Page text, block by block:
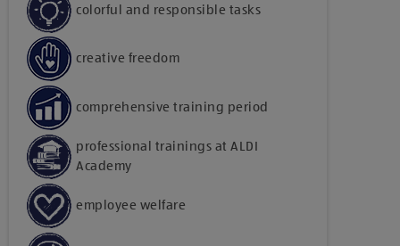
colorful and responsible tasks
creative freedom
comprehensive training period
professional trainings at ALDI
Academy
employee welfare